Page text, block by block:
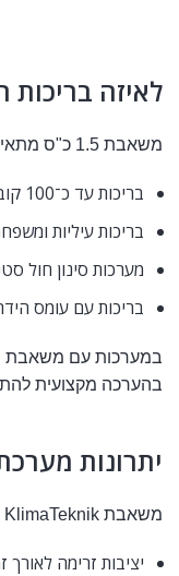
לאיזה
משאבת 1.5 כ"ס מתאימה במיוחד ל:
בריכות עד כ־100 קוב מים
בריכות עיליות
מערכות סינון חול
בריכות עם עומס
במערכות עם משאבת
בהערכה מקצועית
יתרונות
משאבת KlimaTeknik מתוכננת לעבודה רציפה עם דגש על:
יציבות זרימה לאורך